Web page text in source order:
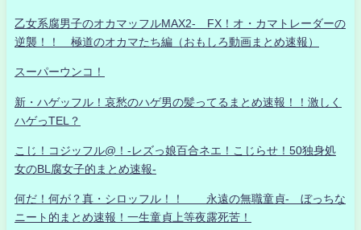
乙女系腐男子のオカマッフルMAX2- FX！オ・カマトレーダーの
逆襲！！ 極道のオカマたち編（おもしろ動画まとめ速報）
スーパーウンコ！
新・ハゲッフル！哀愁のハゲ男の髪ってるまとめ速報！！激しく
ハゲっTEL？
こじ！コジッフル@！-レズっ娘百合ネエ！こじらせ！50独身処
女のBL腐女子的まとめ速報-
何だ！何が？真・シロッフル！！ 永遠の無職童貞- ぼっちな
ニート的まとめ速報！一生童貞上等夜露死苦！